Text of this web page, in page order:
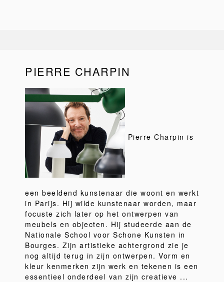
PIERRE CHARPIN
Pierre Charpin is
een beeldend kunstenaar die woont en werkt
in Parijs. Hij wilde kunstenaar worden, maar
focuste zich later op het ontwerpen van
meubels en objecten. Hij studeerde aan de
Nationale School voor Schone Kunsten in
Bourges. Zijn artistieke achtergrond zie je
nog altijd terug in zijn ontwerpen. Vorm en
kleur kenmerken zijn werk en tekenen is een
essentieel onderdeel van zijn creatieve ...